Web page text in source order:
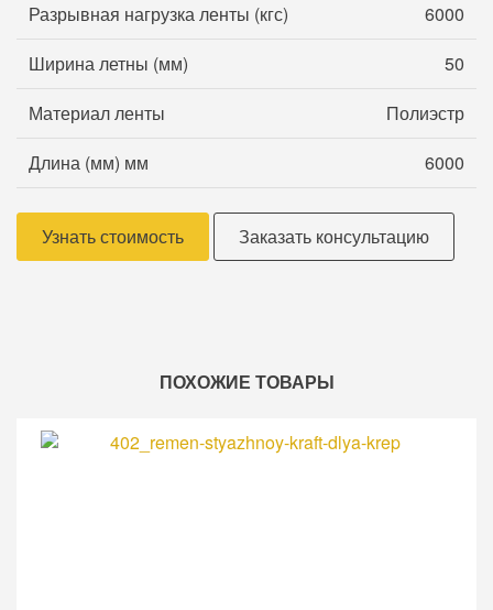
Разрывная нагрузка ленты (кгс)
6000
Ширина летны (мм)
50
Материал ленты
Полиэстр
Длина (мм) мм
6000
Узнать стоимость Заказать консультацию
ПОХОЖИЕ ТОВАРЫ